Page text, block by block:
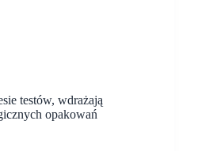
testów, wdrażają
opakowań